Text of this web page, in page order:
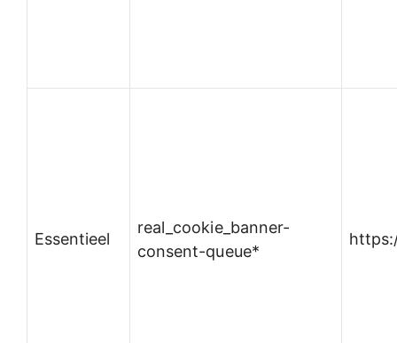
Essentieel
real_cookie_banner-
consent-queue*